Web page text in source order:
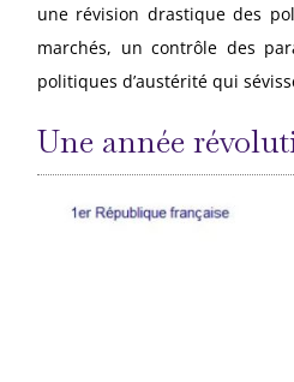
une révision drastique des
marchés, un contrôle des
politiques d’austérité qui
Une année